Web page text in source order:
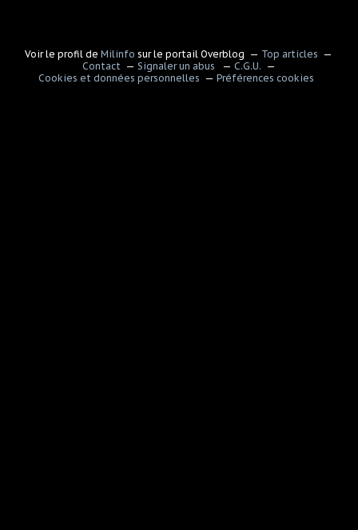
Voir le profil deMilinfo sur le portail Overblog
Top articles
Contact
Signaler un abus
C.G.U.
Cookies et données personnelles
Préférences cookies